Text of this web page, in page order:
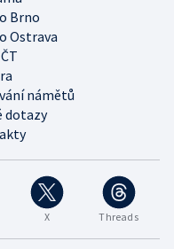
X Threads
Brno
Ostrava
námětů
dotazy